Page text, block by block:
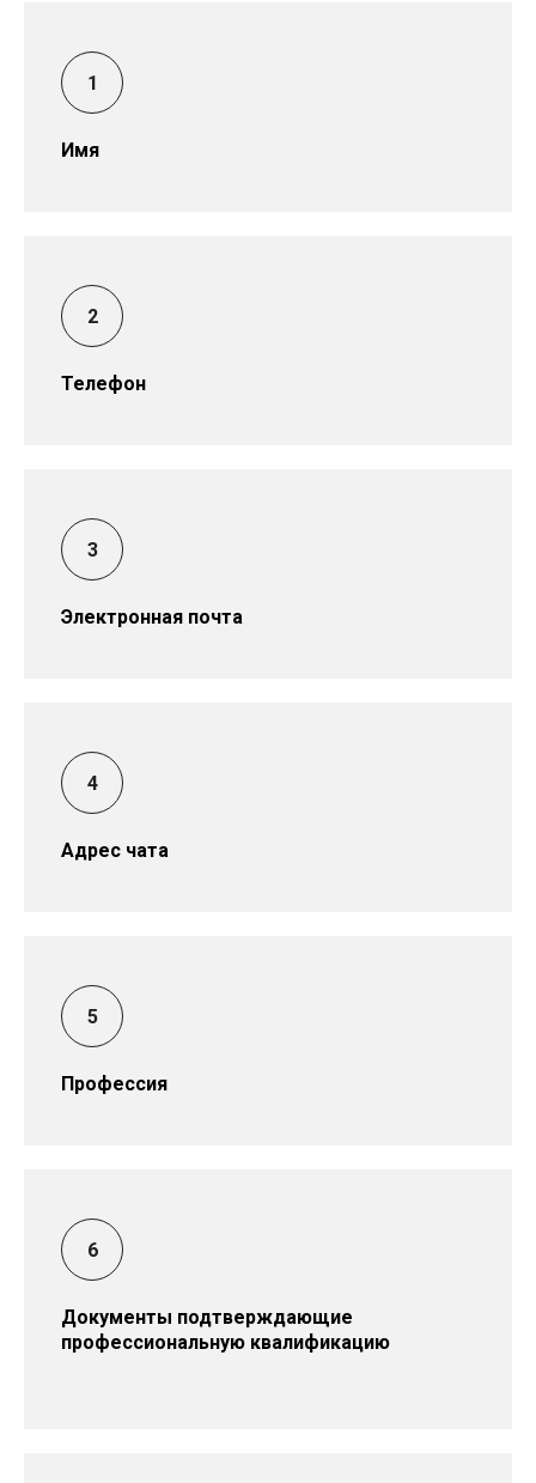
Имя
Телефон
Электронная почта
Адрес чата
Профессия
Документы подтверждающие
профессиональную квалификацию